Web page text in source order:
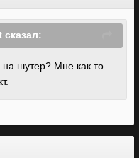
сказал:
шутер? Мне как то